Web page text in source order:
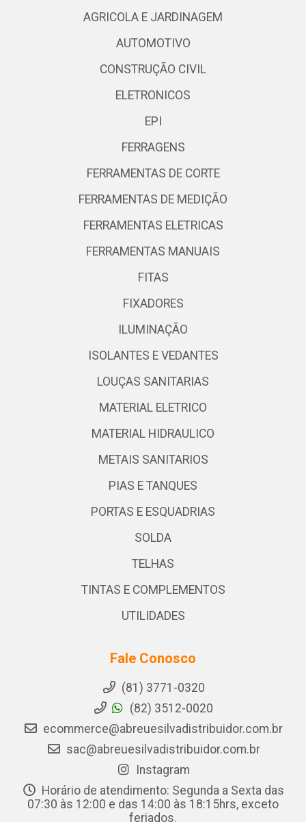
AGRICOLA E JARDINAGEM
AUTOMOTIVO
CONSTRUÇÃO CIVIL
ELETRONICOS
EPI
FERRAGENS
FERRAMENTAS DE CORTE
FERRAMENTAS DE MEDIÇÃO
FERRAMENTAS ELETRICAS
FERRAMENTAS MANUAIS
FITAS
FIXADORES
ILUMINAÇÃO
ISOLANTES E VEDANTES
LOUÇAS SANITARIAS
MATERIAL ELETRICO
MATERIAL HIDRAULICO
METAIS SANITARIOS
PIAS E TANQUES
PORTAS E ESQUADRIAS
SOLDA
TELHAS
TINTAS E COMPLEMENTOS
UTILIDADES
Fale Conosco
(81) 3771-0320
(82) 3512-0020
ecommerce@abreuesilvadistribuidor.com.br
sac@abreuesilvadistribuidor.com.br
Instagram
Horário de atendimento: Segunda a Sexta das
07:30 às 12:00 e das 14:00 às 18:15hrs, exceto
feriados.